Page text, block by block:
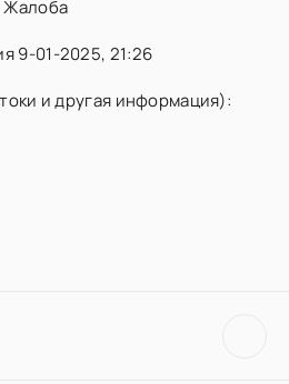
Жалоба
9-01-2025, 21:26
и другая информация):